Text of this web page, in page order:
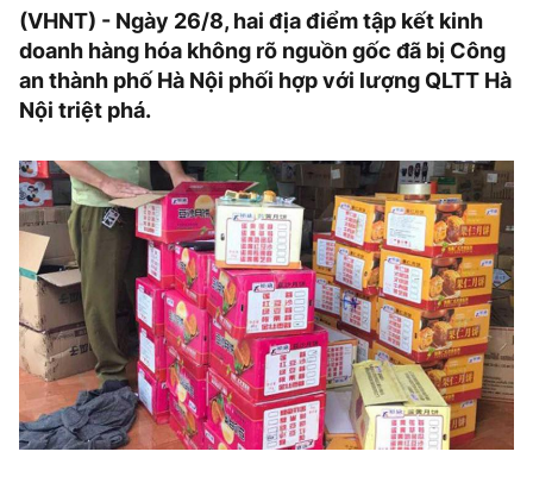
(VHNT) - Ngày 26/8, hai địa điểm tập kết kinh
doanh hàng hóa không rõ nguồn gốc đã bị Công
an thành phố Hà Nội phối hợp với lượng QLTT Hà
Nội triệt phá.